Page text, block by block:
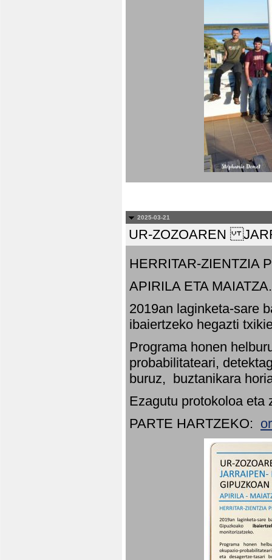
2025-03-21
UR-ZOZOAREN
HERRITAR-ZIENTZIA
APIRILA ETA MAIATZA.
2019an laginketa-sare
ibaiertzeko hegazti
Programa honen
probabilitateari,
buruz, buztanikara
Ezagutu protokoloa eta
PARTE HARTZEKO: